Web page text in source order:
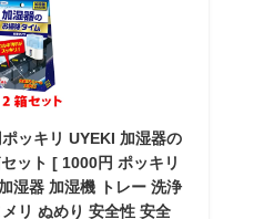
ッキリ UYEKI 加湿器の
ット [ 1000円 ポッキリ
湿器 加湿機 トレー 洗浄
リ ぬめり 安全性 安全